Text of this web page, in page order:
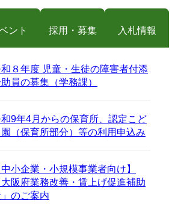
ント 採用・募集 入札情報
８年度 児童・生徒の障害者付添
員の募集（学務課）
9年4月からの保育所、認定こど
園（保育所部分）等の利用申込み
中小企業・小規模事業者向け】
大阪府業務改善・賃上げ促進補助
のご案内